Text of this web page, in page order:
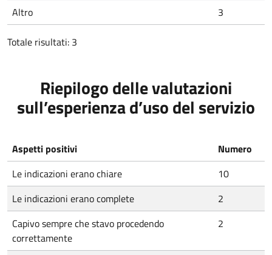
Altro
3
Totale risultati: 3
Riepilogo delle valutazioni
sull’esperienza d’uso del servizio
Aspetti positivi
Numero
Le indicazioni erano chiare
10
Le indicazioni erano complete
2
Capivo sempre che stavo procedendo
correttamente
2